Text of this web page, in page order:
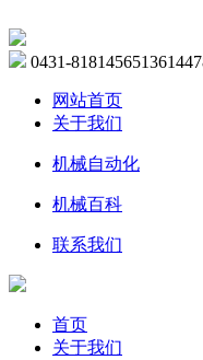
0431-81814565
网站首页
关于我们
机械自动化
机械百科
联系我们
首页
关于我们